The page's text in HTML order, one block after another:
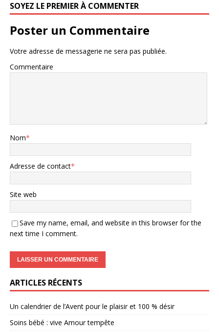
SOYEZ LE PREMIER À COMMENTER
Poster un Commentaire
Votre adresse de messagerie ne sera pas publiée.
Commentaire
Nom*
Adresse de contact*
Site web
Save my name, email, and website in this browser for the
next time I comment.
ARTICLES RÉCENTS
Un calendrier de l’Avent pour le plaisir et 100 % désir
Soins bébé : vive Amour tempête